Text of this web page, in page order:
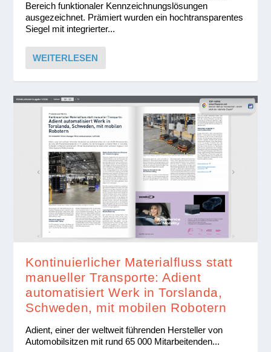
Bereich funktionaler Kennzeichnungslösungen
ausgezeichnet. Prämiert wurden ein hochtransparentes
Siegel mit integrierter...
WEITERLESEN
Kontinuierlicher Materialfluss statt
manueller Transporte: Adient
automatisiert Werk in Torslanda,
Schweden, mit mobilen Robotern
Adient, einer der weltweit führenden Hersteller von
Automobilsitzen mit rund 65 000 Mitarbeitenden...